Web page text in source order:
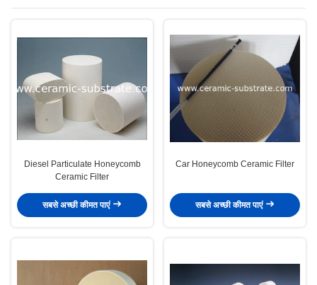
Diesel Particulate Honeycomb
Ceramic Filter
सबसे अच्छी कीमत पाएं
Car Honeycomb Ceramic Filter
सबसे अच्छी कीमत पाएं